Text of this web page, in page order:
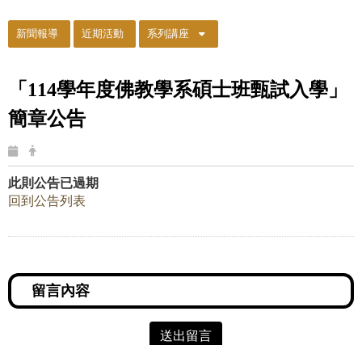
新聞報導 近期活動 系列講座
「114學年度佛教學系碩士班甄試入學」
簡章公告
此則公告已過期
回到公告列表
送出留言